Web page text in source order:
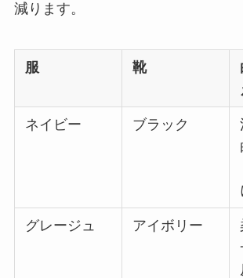
減ります。
服 靴
ネイビー ブラック
グレージュ アイボリー